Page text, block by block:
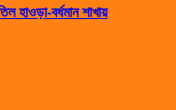
হাওড়া-বর্ধমান শাখায়